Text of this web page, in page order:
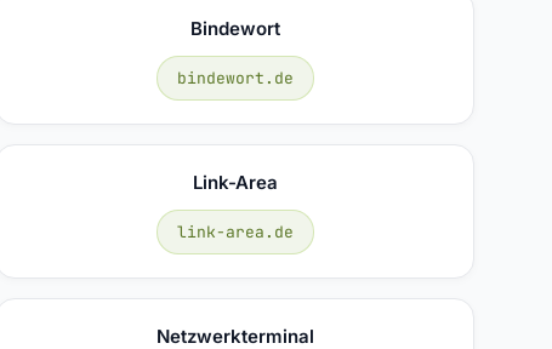
Bindewort
bindewort.de
Link-Area
link-area.de
Netzwerkterminal